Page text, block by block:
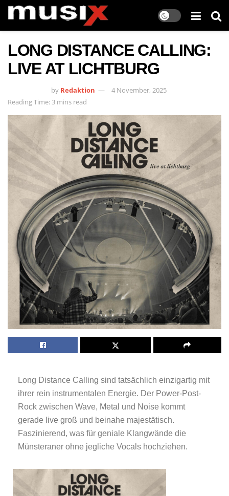
LONG DISTANCE CALLING:
LIVE AT LICHTBURG
by Redaktion
4 November, 2025
Reading Time: 3 mins read
Long Distance Calling sind tatsächlich einzigartig mit
ihrer rein instrumentalen Energie. Der Power-Post-
Rock zwischen Wave, Metal und Noise kommt
gerade live groß und beinahe majestätisch.
Faszinierend, was für geniale Klangwände die
Münsteraner ohne jegliche Vocals hochziehen.